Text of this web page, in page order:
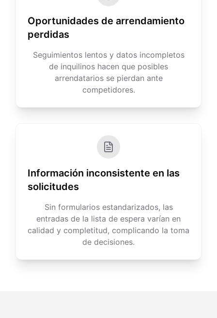
Oportunidades de arrendamiento
perdidas
Seguimientos lentos y datos incompletos
de inquilinos hacen que posibles
arrendatarios se pierdan ante
competidores.
Información inconsistente en las
solicitudes
Sin formularios estandarizados, las
entradas de la lista de espera varían en
calidad y completitud, complicando la toma
de decisiones.